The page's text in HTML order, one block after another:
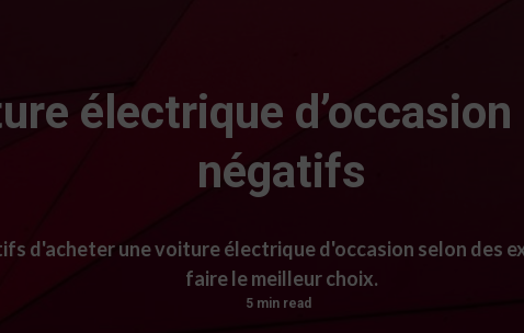
électrique
négatifs
d'acheter une voiture électrique d'occasion selon des
faire le meilleur choix.
5 min read